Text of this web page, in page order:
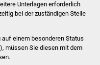
und Parteien
Unterlagen erforderlich
bei der zuständigen Stelle
einem besonderen Status
müssen Sie diesen mit dem